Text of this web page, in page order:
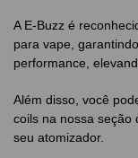
A E-Buzz é
para vape,
performance,
Além disso, você
coils na nossa seção
seu atomizador.